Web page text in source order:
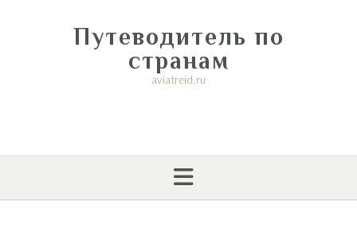
Путеводитель по
странам
aviatreid.ru